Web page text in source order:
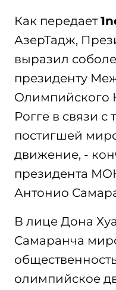
Как передает
АзерТадж,
выразил
президенту
Олимпийского
Рогге в связи с
постигшей
движение, -
президента
Антонио
В лице Дона
Самаранча
олимпийское